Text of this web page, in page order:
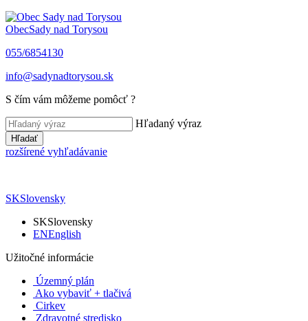
ObecSady nad Torysou
055/6854130
info@sadynadtorysou.sk
S čím vám môžeme pomôcť ?
Hľadaný výraz
Hľadať
rozšírené vyhľadávanie
SKSlovensky
SKSlovensky
ENEnglish
Užitočné informácie
Územný plán
Ako vybaviť + tlačivá
Cirkev
Zdravotné stredisko